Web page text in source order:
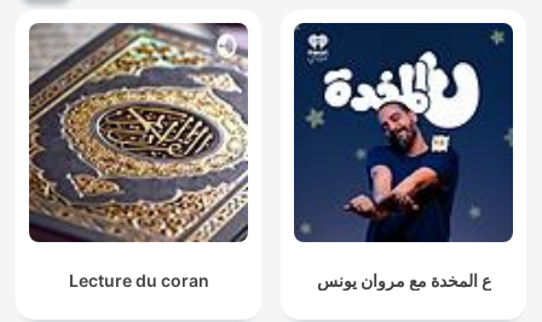
Lecture du coran ع المخدة مع مروان يونس